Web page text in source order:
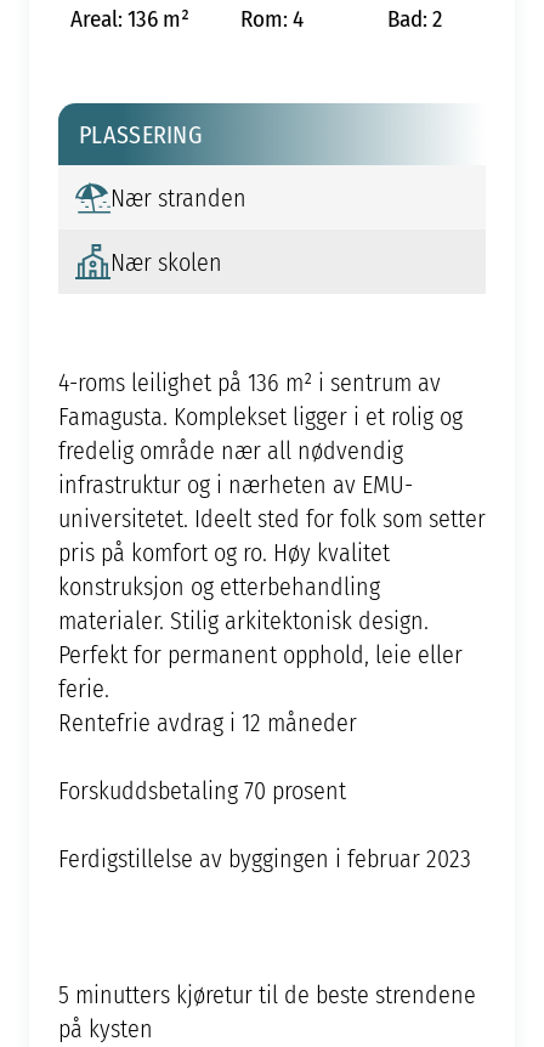
Areal: 136 m² Rom: 4 Bad: 2
PLASSERING
Nær stranden
Nær skolen
4-roms leilighet på 136 m² i sentrum av
Famagusta. Komplekset ligger i et rolig og
fredelig område nær all nødvendig
infrastruktur og i nærheten av EMU-
universitetet. Ideelt sted for folk som setter
pris på komfort og ro. Høy kvalitet
konstruksjon og etterbehandling
materialer. Stilig arkitektonisk design.
Perfekt for permanent opphold, leie eller
ferie.
Rentefrie avdrag i 12 måneder
Forskuddsbetaling 70 prosent
Ferdigstillelse av byggingen i februar 2023
5 minutters kjøretur til de beste strendene
på kysten